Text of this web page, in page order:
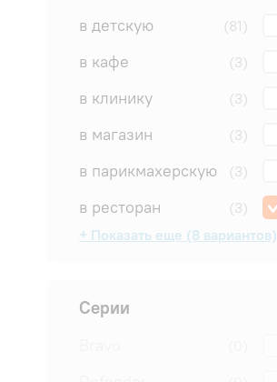
в детскую (81)
в кафе (3)
в клинику (3)
в магазин (3)
в парикмахерскую (3)
в ресторан (3)
в салон (3)
в спальню (81)
в студию (3)
для квартиры (81)
для офиса (81)
на дачу (81)
на производство (3)
на склад (3)
+ Показать еще (8 вариантов)
Серии